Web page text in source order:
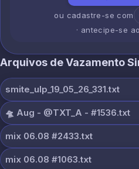
ou cadastre-se com
· antecipe-se
Arquivos de Vazamento
smite_ulp_19_05_26_331.txt
🛸 Aug - @TXT_A - #1536.txt
mix 06.08 #2433.txt
mix 06.08 #1063.txt